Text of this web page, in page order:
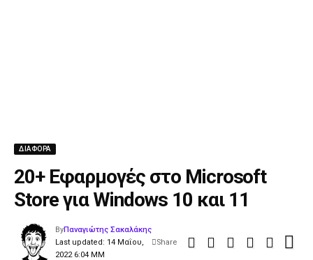
ΔΙΑΦΟΡΑ
20+ Εφαρμογές στο Microsoft
Store για Windows 10 και 11
Last updated: 14 Μαΐου,
2022 6:04 ΜΜ
ByΠαναγιώτης Σακαλάκης
Share